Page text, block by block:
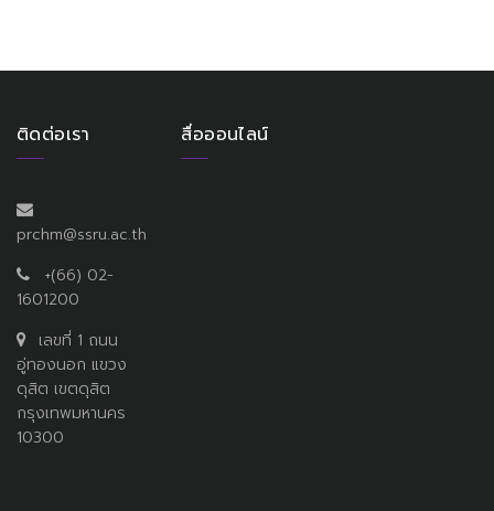
ติดต่อเรา
prchm@ssru.ac.th
+(66) 02-
1601200
เลขที่ 1 ถนน
อู่ทองนอก แขวง
ดุสิต เขตดุสิต
กรุงเทพมหานคร
10300
สื่อออนไลน์